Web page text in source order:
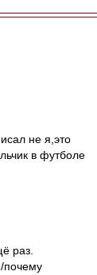
не я,это
в футболе
раз.
почему